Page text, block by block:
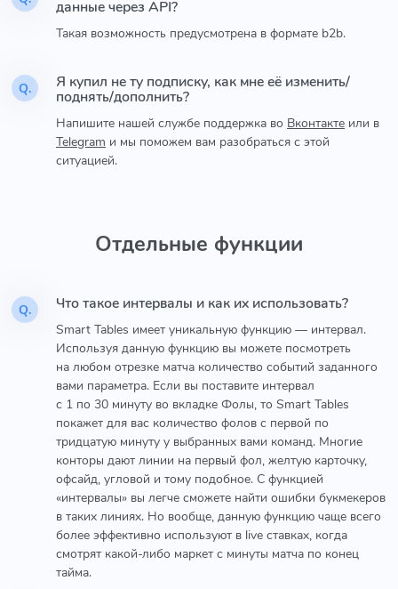
данные через API?
Такая возможность предусмотрена в формате b2b.
Q. Я купил не ту подписку, как мне её изменить/
поднять/дополнить?
Напишите нашей службе поддержка во Вконтакте или в
Telegram и мы поможем вам разобраться с этой
ситуацией.
Отдельные функции
Q. Что такое интервалы и как их использовать?
Smart Tables имеет уникальную функцию — интервал.
Используя данную функцию вы можете посмотреть
на любом отрезке матча количество событий заданного
вами параметра. Если вы поставите интервал
с 1 по 30 минуту во вкладке Фолы, то Smart Tables
покажет для вас количество фолов с первой по
тридцатую минуту у выбранных вами команд. Многие
конторы дают линии на первый фол, желтую карточку,
офсайд, угловой и тому подобное. С функцией
«интервалы» вы легче сможете найти ошибки букмекеров
в таких линиях. Но вообще, данную функцию чаще всего
более эффективно используют в live ставках, когда
смотрят какой-либо маркет с минуты матча по конец
тайма.